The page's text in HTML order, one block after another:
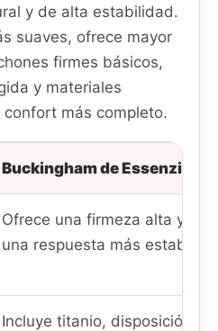
y de alta estabilidad.
suaves, ofrece mayor
firmes básicos,
y materiales
más completo.
Buckingham de Essenzia
Ofrece una firmeza alta y
una respuesta más estable.
Incluye titanio, disposición